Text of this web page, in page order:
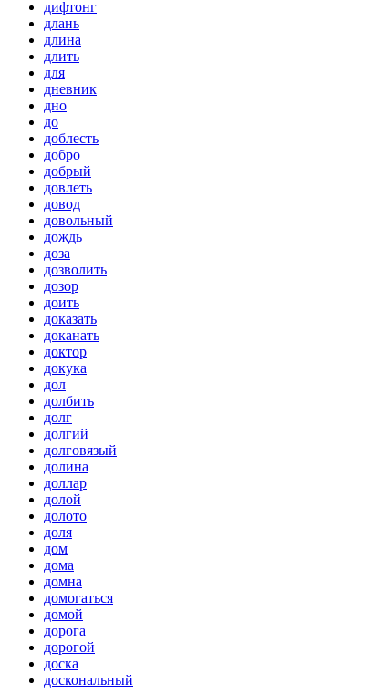
дифтонг
длань
длина
длить
для
дневник
дно
до
доблесть
добро
добрый
довлеть
довод
довольный
дождь
доза
дозволить
дозор
доить
доказать
доканать
доктор
докука
дол
долбить
долг
долгий
долговязый
долина
доллар
долой
долото
доля
дом
дома
домна
домогаться
домой
дорога
дорогой
доска
доскональный